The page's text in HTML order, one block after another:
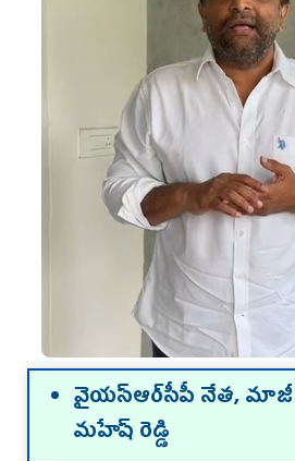
వైయ‌స్ఆర్‌సీపీ నేత‌, మాజీ
మ‌హేష్ రెడ్డి